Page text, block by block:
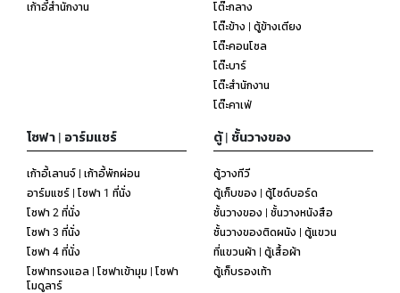
เก้าอี้สำนักงาน
โต๊ะกลาง
โต๊ะข้าง | ตู้ข้างเตียง
โต๊ะคอนโซล
โต๊ะบาร์
โต๊ะสำนักงาน
โต๊ะคาเฟ่
โซฟา | อาร์มแชร์
เก้าอี้เลานจ์ | เก้าอี้พักผ่อน
อาร์มแชร์ | โซฟา 1 ที่นั่ง
โซฟา 2 ที่นั่ง
โซฟา 3 ที่นั่ง
โซฟา 4 ที่นั่ง
โซฟาทรงแอล | โซฟาเข้ามุม | โซฟา
โมดูลาร์
ตู้ | ชั้นวางของ
ตู้วางทีวี
ตู้เก็บของ | ตู้ไซด์บอร์ด
ชั้นวางของ | ชั้นวางหนังสือ
ชั้นวางของติดผนัง | ตู้แขวน
ที่แขวนผ้า | ตู้เสื้อผ้า
ตู้เก็บรองเท้า